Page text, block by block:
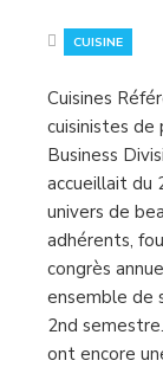
CUISINE
Cuisines
cuisinistes de
Business
accueillait du
univers de
adhérents,
congrès
ensemble de
2nd
ont encore